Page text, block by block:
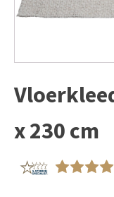
x 230 cm